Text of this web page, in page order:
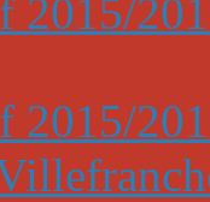
2015/
2015/